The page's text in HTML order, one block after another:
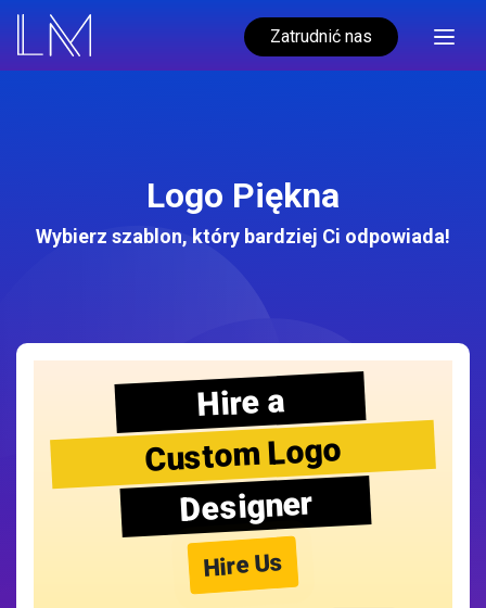
Zatrudnić nas
Logo Piękna
Wybierz szablon, który bardziej Ci odpowiada!
Hire a
Custom Logo
Designer
Hire Us